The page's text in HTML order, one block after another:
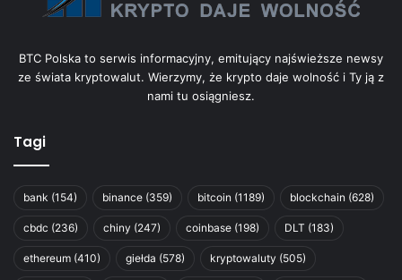
BTC Polska to serwis informacyjny, emitujący najświeższe newsy
ze świata kryptowalut. Wierzymy, że krypto daje wolność i Ty ją z
nami tu osiągniesz.
Tagi
bank (154) binance (359) bitcoin (1189) blockchain (628)
cbdc (236) chiny (247) coinbase (198) DLT (183)
ethereum (410) giełda (578) kryptowaluty (505)